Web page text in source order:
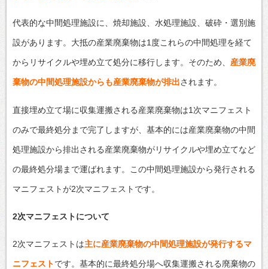
代表的な中間処理施設に、焼却施設、水処理施設、破砕・選別施
設があります。大抵の産業廃棄物は1度これらの中間処理を経て
からリサイクルや埋め立て処分に移行します。そのため、 産業廃
棄物の中間処理施設からも産業廃棄物が排出されます。
直接埋め立て場に収集運搬される産業廃棄物は1次マニフェスト
のみで最終処分まで完了しますが、基本的には産業廃棄物の中間
処理施設から排出される産業廃棄物がリサイクルや埋め立てなど
の最終処分場まで運ばれます。この中間処理施設から発行される
マニフェストが2次マニフェストです。
2次マニフェストについて
2次マニフェストは主に産業廃棄物の中間処理施設が発行するマ
ニフェストです。基本的に最終処分場へ収集運搬される廃棄物の